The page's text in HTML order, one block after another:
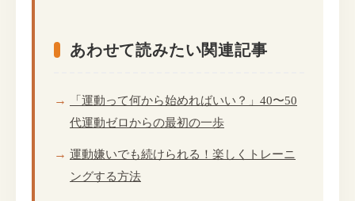
あわせて読みたい関連記事
「運動って何から始めればいい？」40〜50
代運動ゼロからの最初の一歩
運動嫌いでも続けられる！楽しくトレーニ
ングする方法